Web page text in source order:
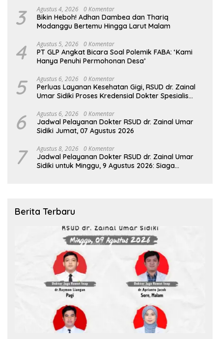
3 Agustus 4, 2026 0 Komentar
Bikin Heboh! Adhan Dambea dan Thariq
Modanggu Bertemu Hingga Larut Malam
4 Agustus 5, 2026 0 Komentar
PT GLP Angkat Bicara Soal Polemik FABA: ‘Kami
Hanya Penuhi Permohonan Desa’
5 Agustus 6, 2026 0 Komentar
Perluas Layanan Kesehatan Gigi, RSUD dr. Zainal
Umar Sidiki Proses Kredensial Dokter Spesialis
6 Agustus 6, 2026 0 Komentar
Jadwal Pelayanan Dokter RSUD dr. Zainal Umar
Sidiki Jumat, 07 Agustus 2026
7 Agustus 8, 2026 0 Komentar
Jadwal Pelayanan Dokter RSUD dr. Zainal Umar
Sidiki untuk Minggu, 9 Agustus 2026: Siaga
Berita Terbaru